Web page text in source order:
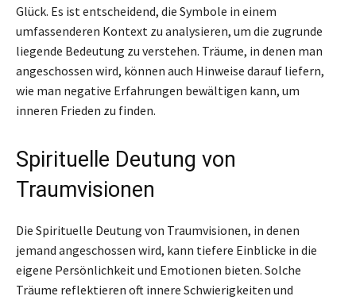
Glück. Es ist entscheidend, die Symbole in einem
umfassenderen Kontext zu analysieren, um die zugrunde
liegende Bedeutung zu verstehen. Träume, in denen man
angeschossen wird, können auch Hinweise darauf liefern,
wie man negative Erfahrungen bewältigen kann, um
inneren Frieden zu finden.
Spirituelle Deutung von
Traumvisionen
Die Spirituelle Deutung von Traumvisionen, in denen
jemand angeschossen wird, kann tiefere Einblicke in die
eigene Persönlichkeit und Emotionen bieten. Solche
Träume reflektieren oft innere Schwierigkeiten und